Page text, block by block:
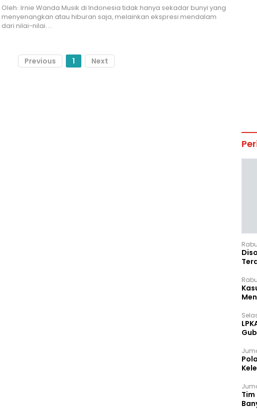
Oleh: Irnie Wanda Musik di Indonesia tidak hanya sekadar bunyi yang
menyenangkan atau hiburan saja, melainkan ekspresi mendalam
dari nilai-nilai…
Previous 1 Next
Tim